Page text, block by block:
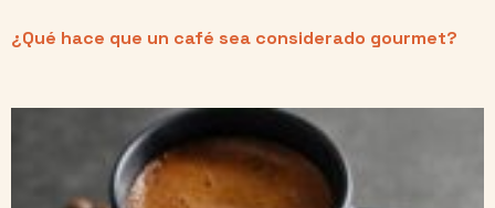
¿Qué hace que un café sea considerado gourmet?